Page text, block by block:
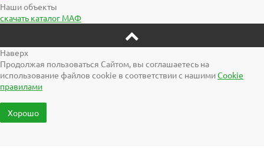
Наши объекты
скачать каталог МАФ
Наверх
Продолжая пользоваться Сайтом, вы соглашаетесь на
использование файлов cookie в соответствии с нашимиCookiе
правилами
Хорошо